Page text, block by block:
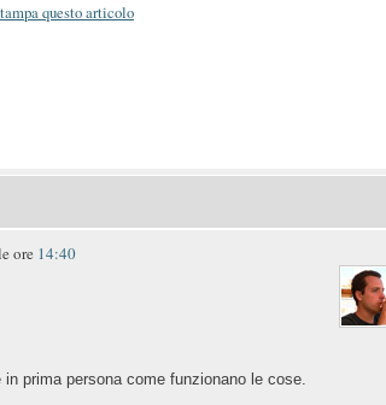
questo articolo
ore 14:40
prima persona come funzionano le cose.